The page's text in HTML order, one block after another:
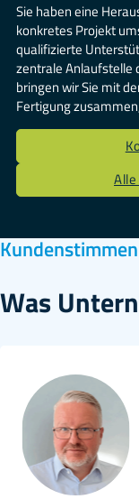
Sie haben eine
konkretes Projekt
qualifizierte
zentrale Anlaufstelle
bringen wir Sie mit
Fertigung
Kundenstimmen
Was